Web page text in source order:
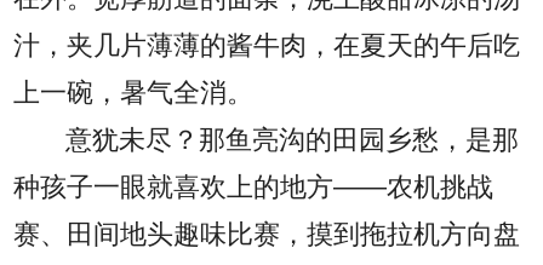
汁，夹几片薄薄的酱牛肉，在夏天的午后吃
上一碗，暑气全消。
意犹未尽？那鱼亮沟的田园乡愁，是那
种孩子一眼就喜欢上的地方——农机挑战
赛、田间地头趣味比赛，摸到拖拉机方向盘